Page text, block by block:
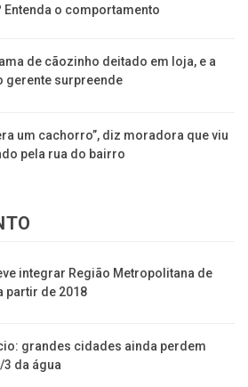
Entenda o comportamento
de cãozinho deitado em loja, e a
gerente surpreende
um cachorro”, diz moradora que viu
pela rua do bairro
integrar Região Metropolitana de
partir de 2018
grandes cidades ainda perdem
da água